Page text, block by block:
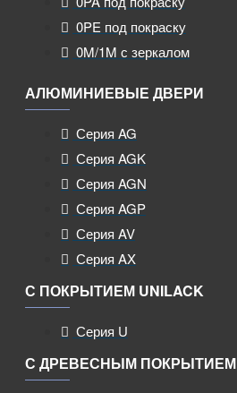
0PE под покраску
0M/1M с зеркалом
АЛЮМИНИЕВЫЕ ДВЕРИ
Серия AG
Серия AGK
Серия AGN
Серия AGP
Серия AV
Серия AX
С ПОКРЫТИЕМ UNILACK
Серия U
С ДРЕВЕСНЫМ ПОКРЫТИЕМ